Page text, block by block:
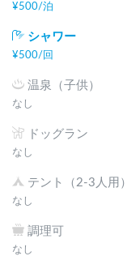
¥500/泊
シャワー
¥500/回
温泉（子供）
なし
ドッグラン
なし
テント（2-3人用）
なし
調理可
なし